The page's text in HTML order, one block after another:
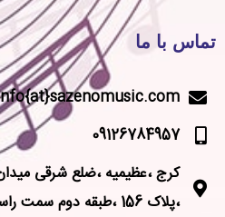
تماس با ما
09126784957
کرج ،عظیمیه ،ضلع شرقی
،پلاک 156 ،طبقه دوم سمت راست